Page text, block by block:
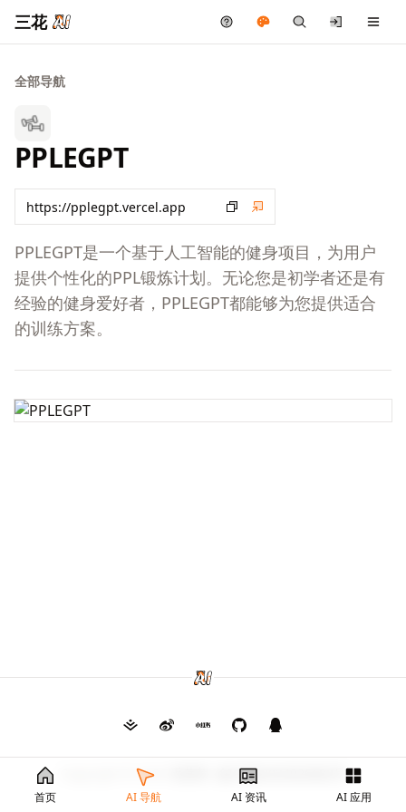
三花
全部导航
PPLEGPT
PPLEGPT是一个基于人工智能的健身项目，为用户
提供个性化的PPL锻炼计划。无论您是初学者还是有
经验的健身爱好者，PPLEGPT都能够为您提供适合
的训练方案。
首页 AI 导航 AI 资讯 AI 应用
Copyright © 2026 渝ICP备2024026682号